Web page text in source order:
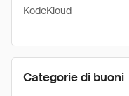
KodeKloud
Categorie di buoni